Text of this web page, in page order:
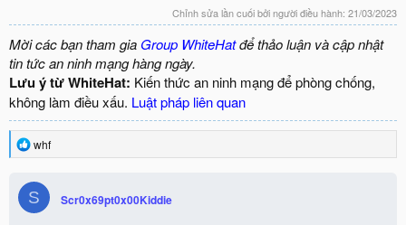
Chỉnh sửa lần cuối bởi người điều hành: 21/03/2023
Mời các bạn tham gia Group WhiteHatđể thảo luận và cập nhật
tin tức an ninh mạng hàng ngày.
Lưu ý từ WhiteHat: Kiến thức an ninh mạng để phòng chống,
không làm điều xấu. Luật pháp liên quan
R
e
c
t
i
whf
S Scr0x69pt0x00Kiddie